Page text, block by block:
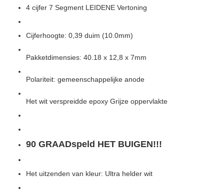
4 cijfer 7 Segment LEIDENE Vertoning
Cijferhoogte: 0,39 duim (10.0mm)
Pakketdimensies: 40.18 x 12,8 x 7mm
Polariteit: gemeenschappelijke anode
Het wit verspreidde epoxy Grijze oppervlakte
90 GRAADspeld HET BUIGEN!!!
Het uitzenden van kleur: Ultra helder wit